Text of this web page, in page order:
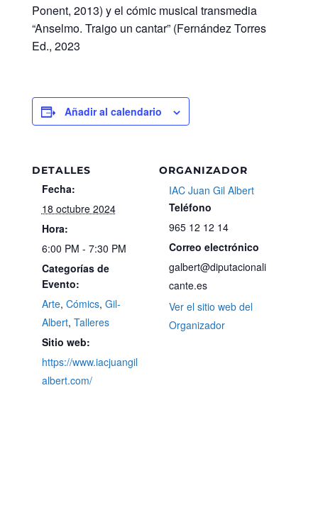
Ponent, 2013) y el cómic musical transmedia
“Anselmo. Traigo un cantar” (Fernández Torres
Ed., 2023
Añadir al calendario
DETALLES
Fecha:
18 octubre 2024
Hora:
6:00 PM - 7:30 PM
Categorías de
Evento:
Arte, Cómics, Gil-
Albert, Talleres
Sitio web:
https://www.iacjuangil
albert.com/
ORGANIZADOR
IAC Juan Gil Albert
Teléfono
965 12 12 14
Correo electrónico
galbert@diputacionali
cante.es
Ver el sitio web del
Organizador